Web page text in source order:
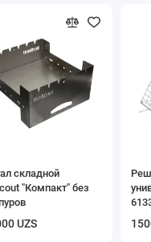
складной
"Компакт" без
UZS